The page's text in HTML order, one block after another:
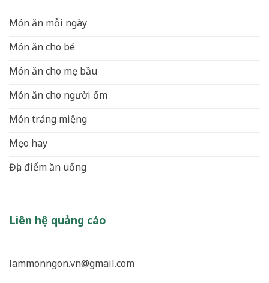
Món ăn mỗi ngày
Món ăn cho bé
Món ăn cho mẹ bầu
Món ăn cho người ốm
Món tráng miệng
Mẹo hay
Địa điểm ăn uống
Liên hệ quảng cáo
lammonngon.vn@gmail.com